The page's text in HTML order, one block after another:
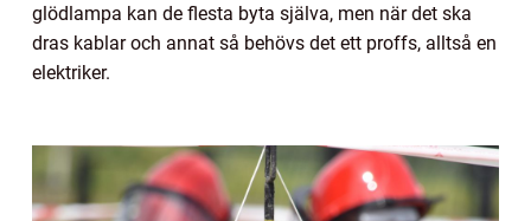
glödlampa kan de flesta byta själva, men när det ska
dras kablar och annat så behövs det ett proffs, alltså en
elektriker.